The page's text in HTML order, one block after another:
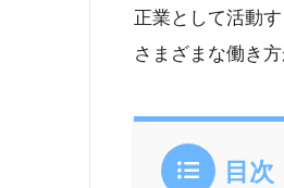
正業として活動
さまざまな働き
目次